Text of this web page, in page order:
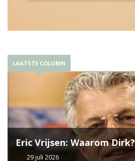
LAATSTE COLUMN
Eric Vrijsen: Waarom Dirk?
29 juli 2026